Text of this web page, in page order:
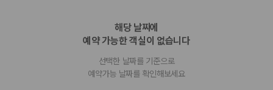
경차, 소형, 준중형, 중형, SUV, 승합차 등 여행
인원에 맞는 차종별 가격을 비교합니다.
제주공항 인수 조건 비교: 셔틀 이동, 인수 위치, 반납 편의성을 함께
해당 날짜에
예약 가능한 객실이 없습니다
선택한 날짜를 기준으로
예약가능 날짜를 확인해보세요